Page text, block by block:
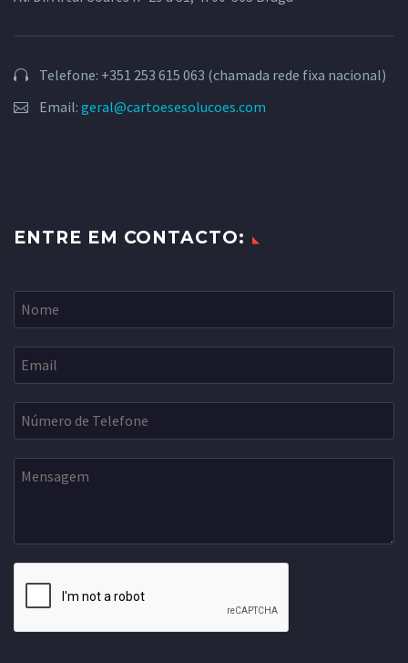
Telefone: +351 253 615 063 (chamada rede fixa nacional)
Email: geral@cartoesesolucoes.com
ENTRE EM CONTACTO: